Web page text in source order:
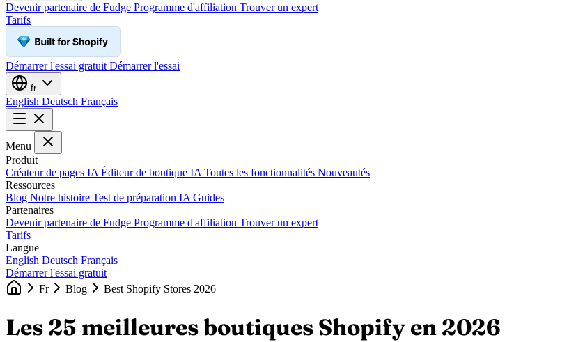
Devenir partenaire de Fudge Programme d'affiliation Trouver un expert
Tarifs
Démarrer l'essai gratuit Démarrer l'essai
fr
English Deutsch Français
Menu
Produit
Créateur de pages IA Éditeur de boutique IA Toutes les fonctionnalités Nouveautés
Ressources
Blog Notre histoire Test de préparation IA Guides
Partenaires
Devenir partenaire de Fudge Programme d'affiliation Trouver un expert
Tarifs
Langue
English Deutsch Français
Démarrer l'essai gratuit
Fr
Blog Best Shopify Stores 2026
Les 25 meilleures boutiques Shopify en 2026